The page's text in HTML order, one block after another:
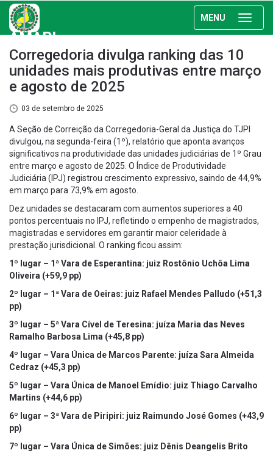
MENU
AMAPI
Corregedoria divulga ranking das 10
unidades mais produtivas entre março
e agosto de 2025
03 de setembro de 2025
A Seção de Correição da Corregedoria-Geral da Justiça do TJPI
divulgou, na segunda-feira (1º), relatório que aponta avanços
significativos na produtividade das unidades judiciárias de 1º Grau
entre março e agosto de 2025. O Índice de Produtividade
Judiciária (IPJ) registrou crescimento expressivo, saindo de 44,9%
em março para 73,9% em agosto.
Dez unidades se destacaram com aumentos superiores a 40
pontos percentuais no IPJ, refletindo o empenho de magistrados,
magistradas e servidores em garantir maior celeridade à
prestação jurisdicional. O ranking ficou assim:
1º lugar – 1ª Vara de Esperantina: juiz Rostônio Uchôa Lima
Oliveira (+59,9 pp)
2º lugar – 1ª Vara de Oeiras: juiz Rafael Mendes Palludo (+51,3
pp)
3º lugar – 5ª Vara Cível de Teresina: juíza Maria das Neves
Ramalho Barbosa Lima (+45,8 pp)
4º lugar – Vara Única de Marcos Parente: juíza Sara Almeida
Cedraz (+45,3 pp)
5º lugar – Vara Única de Manoel Emídio: juiz Thiago Carvalho
Martins (+44,6 pp)
6º lugar – 3ª Vara de Piripiri: juiz Raimundo José Gomes (+43,9
pp)
7º lugar – Vara Única de Simões: juiz Dênis Deangelis Brito